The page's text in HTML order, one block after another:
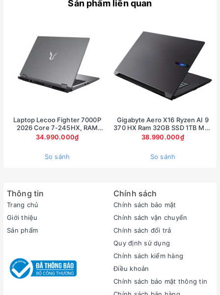
Cam kết Vàng của hệ thống Xrazer
Xrazer là hệ thống bán lẻ laptop uy tín hàng đầu,
chúng tôi có cơ sở tại Hà Nội, Đà Nẵng, Hồ Chí
quốc.
100% máy tại Xrazer đều là hàng nhập khẩu tại các
nước như Mỹ , Nhật , Úc , khối EU
Hỗ trợ sau bán hàng, dịch vụ bảo hành nhiệt
Hỗ trợ vệ sinh và cài đặt máy miễn phí đối với tất
cả Laptop được mua tại Xrazer
Đối với quý khách hàng ở xa. Khi máy gặp vấn đề
Sản phẩm liên quan
Laptop Lecoo Fighter 7000P
2026 Core 7-245HX, RAM
16GB, SSD 512GB, RTX 5060
8GB, màn 16 inch 2.5K 180Hz
34.990.000₫
So sánh
Gigabyte Aero X16 Ryzen AI 9
370 HX Ram 32GB SSD 1TB Màn
hình 16inch 2.5K RTX 5070 8Gb
38.990.000₫
So sánh
Thông tin
Trang chủ
Giới thiệu
Sản phẩm
Chính sách
Chính sách bảo mật
Chính sách vận chuyển
Chính sách đổi trả
Quy định sử dụng
Chính sách kiểm hàng
Điều khoản
Chính sách bảo mật thông tin